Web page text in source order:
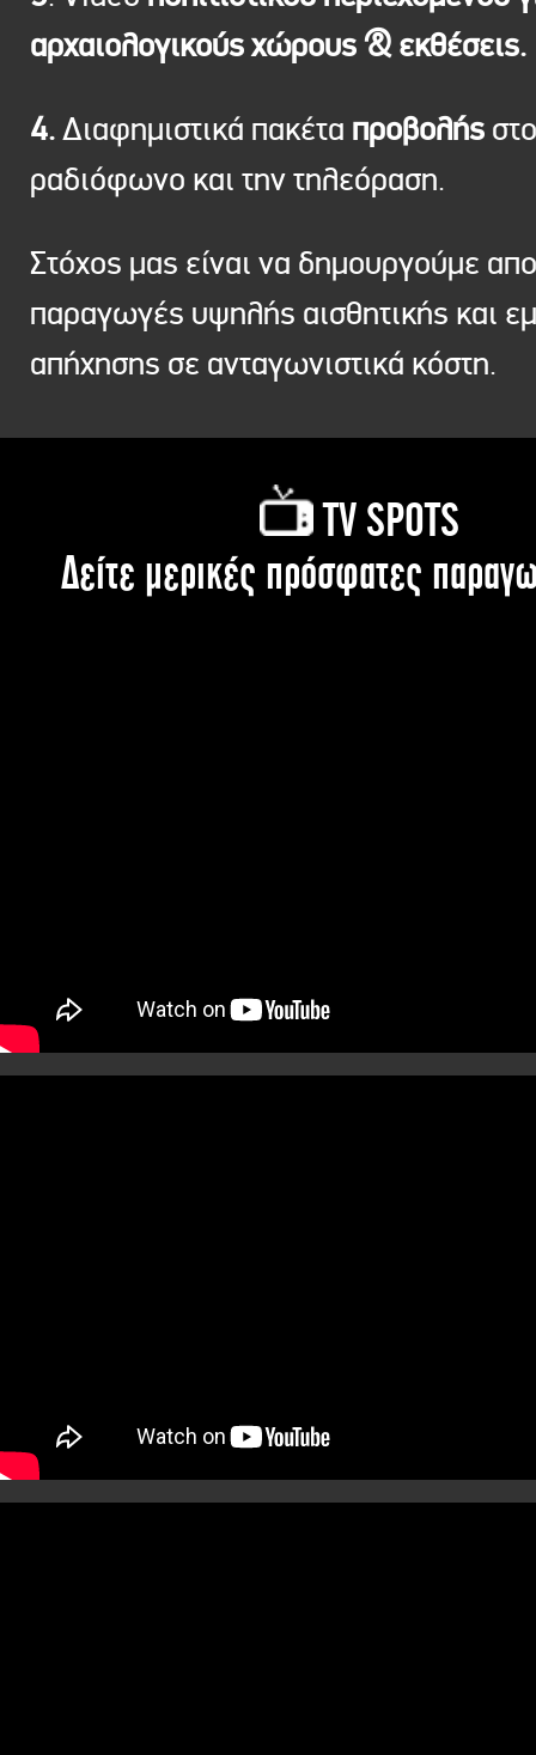
αρχαιολογικούς χώρους & εκθέσεις.
4.Διαφημιστικά πακέτα προβολής στο
ραδιόφωνο και την τηλεόραση.
Στόχος μας είναι να δημουργούμε
παραγωγές υψηλής αισθητικής και
απήχησης σε ανταγωνιστικά κόστη.
TV SPOTS
Δείτε μερικές πρόσφατες